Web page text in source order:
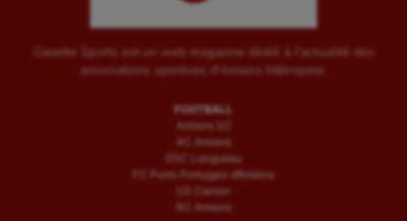
Gazette Sports est un web magazine dédié à l'actualité des
associations sportives d'Amiens Métropole.
FOOTBALL
Amiens SC
AC Amiens
ESC Longueau
FC Porto Portugais d’Amiens
US Camon
RC Amiens